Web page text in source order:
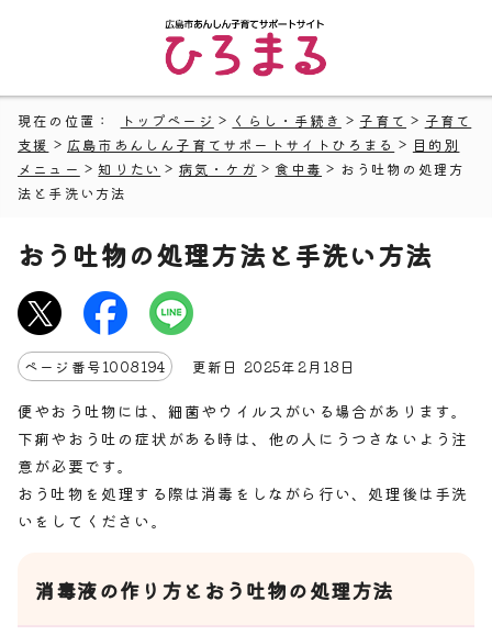
現在の位置： トップページ > くらし・手続き > 子育て > 子育て
支援 > 広島市あんしん子育てサポートサイトひろまる > 目的別
メニュー >知りたい > 病気・ケガ > 食中毒 > おう吐物の処理方
法と手洗い方法
おう吐物の処理方法と手洗い方法
ページ番号1008194 更新日 2025年2月 18 日
便やおう吐物には、細菌やウイルスがいる場合があります。
下痢やおう吐の症状がある時は、他の人にうつさないよう注
意が必要です。
おう吐物を処理する際は消毒をしながら行い、処理後は手洗
いをしてください。
消毒液の作り方とおう吐物の処理方法